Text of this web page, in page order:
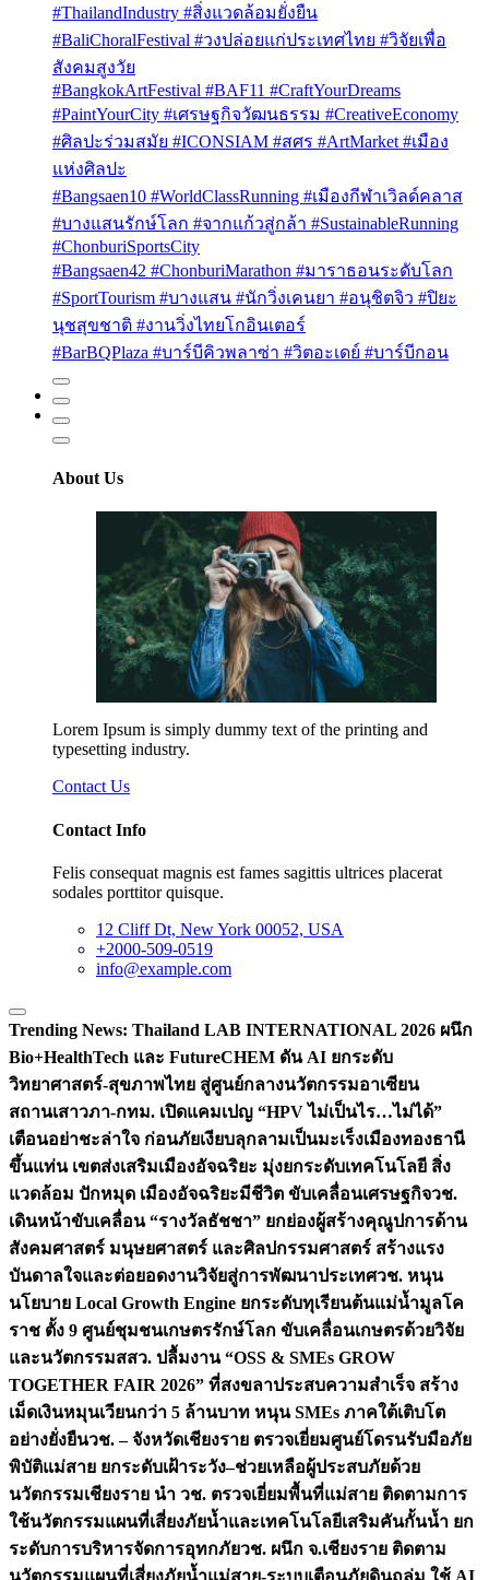
#ThailandIndustry #สิ่งแวดล้อมยั่งยืน
#BaliChoralFestival #วงปล่อยแก่ประเทศไทย #วิจัยเพื่อ
สังคมสูงวัย
#BangkokArtFestival #BAF11 #CraftYourDreams
#PaintYourCity #เศรษฐกิจวัฒนธรรม #CreativeEconomy
#ศิลปะร่วมสมัย #ICONSIAM #สศร #ArtMarket #เมือง
แห่งศิลปะ
#Bangsaen10 #WorldClassRunning #เมืองกีฬาเวิลด์คลาส
#บางแสนรักษ์โลก #จากแก้วสู่กล้า #SustainableRunning
#ChonburiSportsCity
#Bangsaen42 #ChonburiMarathon #มาราธอนระดับโลก
#SportTourism #บางแสน #นักวิ่งเคนยา #อนุชิตจิว #ปิยะ
นุชสุขชาติ #งานวิ่งไทยโกอินเตอร์
#BarBQPlaza #บาร์บีคิวพลาซ่า #วิตอะเดย์ #บาร์บีกอน
About Us
Lorem Ipsum is simply dummy text of the printing and
typesetting industry.
Contact Us
Contact Info
Felis consequat magnis est fames sagittis ultrices placerat
sodales porttitor quisque.
12 Cliff Dt, New York 00052, USA
+2000-509-0519
info@example.com
Trending News: Thailand LAB INTERNATIONAL 2026 ผนึก
Bio+HealthTech และ FutureCHEM ดัน AI ยกระดับ
วิทยาศาสตร์-สุขภาพไทย สู่ศูนย์กลางนวัตกรรมอาเซียน
สถานเสาวภา-กทม. เปิดแคมเปญ “HPV ไม่เป็นไร…ไม่ได้”
เตือนอย่าชะล่าใจ ก่อนภัยเงียบลุกลามเป็นมะเร็งเมืองทองธานี
ขึ้นแท่น เขตส่งเสริมเมืองอัจฉริยะ มุ่งยกระดับเทคโนโลยี สิ่ง
แวดล้อม ปักหมุด เมืองอัจฉริยะมีชีวิต ขับเคลื่อนเศรษฐกิจวช.
เดินหน้าขับเคลื่อน “รางวัลธัชชา” ยกย่องผู้สร้างคุณูปการด้าน
สังคมศาสตร์ มนุษยศาสตร์ และศิลปกรรมศาสตร์ สร้างแรง
บันดาลใจและต่อยอดงานวิจัยสู่การพัฒนาประเทศวช. หนุน
นโยบาย Local Growth Engine ยกระดับทุเรียนต้นแม่น้ำมูลโค
ราช ตั้ง 9 ศูนย์ชุมชนเกษตรรักษ์โลก ขับเคลื่อนเกษตรด้วยวิจัย
และนวัตกรรมสสว. ปลื้มงาน “OSS & SMEs GROW
TOGETHER FAIR 2026” ที่สงขลาประสบความสำเร็จ สร้าง
เม็ดเงินหมุนเวียนกว่า 5 ล้านบาท หนุน SMEs ภาคใต้เติบโต
อย่างยั่งยืนวช. – จังหวัดเชียงราย ตรวจเยี่ยมศูนย์โดรนรับมือภัย
พิบัติแม่สาย ยกระดับเฝ้าระวัง–ช่วยเหลือผู้ประสบภัยด้วย
นวัตกรรมเชียงราย นำ วช. ตรวจเยี่ยมพื้นที่แม่สาย ติดตามการ
ใช้นวัตกรรมแผนที่เสี่ยงภัยน้ำและเทคโนโลยีเสริมคันกั้นน้ำ ยก
ระดับการบริหารจัดการอุทกภัยวช. ผนึก จ.เชียงราย ติดตาม
นวัตกรรมแผนที่เสี่ยงภัยน้ำแม่สาย-ระบบเตือนภัยดินถล่ม ใช้ AI